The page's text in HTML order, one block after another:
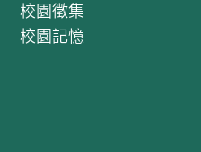
校園徵集
校園記憶